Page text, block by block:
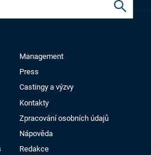
Management
Press
Castingy a výzvy
Kontakty
Zpracování osobních údajů
Nápověda
Redakce